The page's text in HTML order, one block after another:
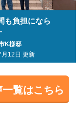
も負担になら
K様邸
12日 更新
覧はこちら